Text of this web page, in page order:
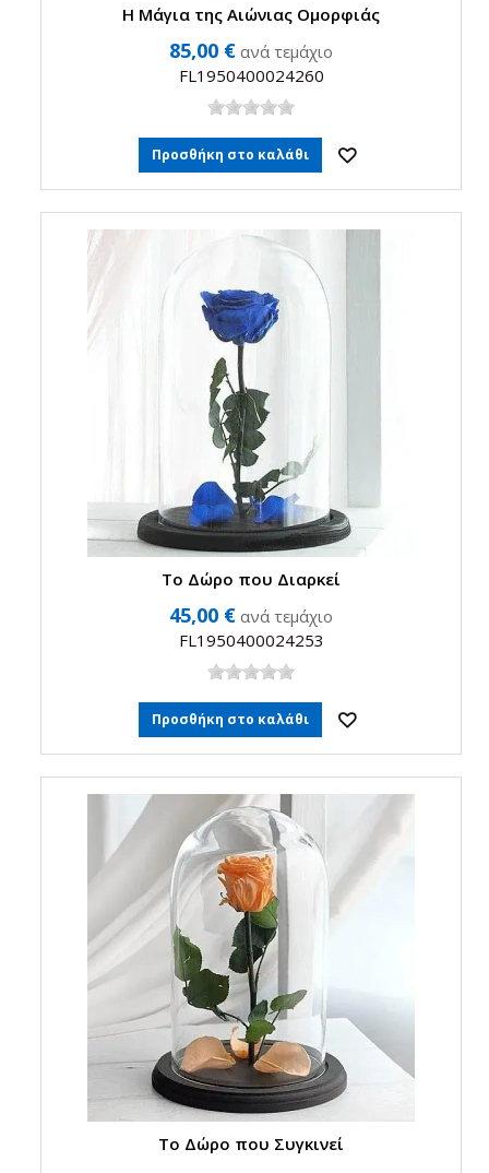
Η Μάγια της Αιώνιας Ομορφιάς
85,00 € ανά τεμάχιο
FL1950400024260
Προσθήκη στο καλάθι
Το Δώρο που Διαρκεί
45,00 € ανά τεμάχιο
FL1950400024253
Προσθήκη στο καλάθι
Το Δώρο που Συγκινεί